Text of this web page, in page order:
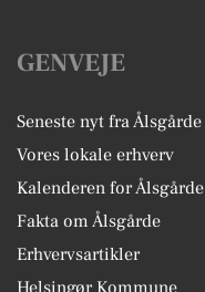
GENVEJE
Seneste nyt fra Ålsgårde
Vores lokale erhverv
Kalenderen for Ålsgårde
Fakta om Ålsgårde
Erhvervsartikler
Helsingør Kommune